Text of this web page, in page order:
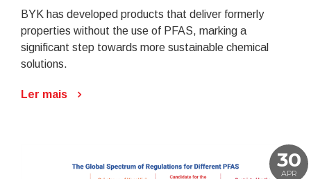
BYK has developed products that deliver formerly
properties without the use of PFAS, marking a
significant step towards more sustainable chemical
solutions.
Ler mais
30
APR